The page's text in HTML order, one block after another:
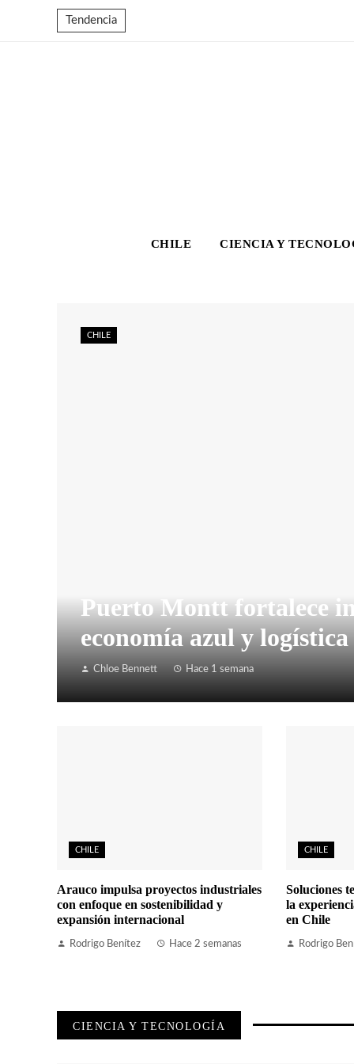
Tendencia
CHILE CIENCIA Y
Puerto Montt fortalece
economía azul y
Chloe Bennett Hace 1 semana
CHILE
CHILE
Arauco impulsa proyectos industriales
con enfoque en sostenibilidad y
expansión internacional
Rodrigo Benítez Hace 2 semanas
CHILE
Soluciones
la
en Chile
Rodrigo
CIENCIA Y TECNOLOGÍA